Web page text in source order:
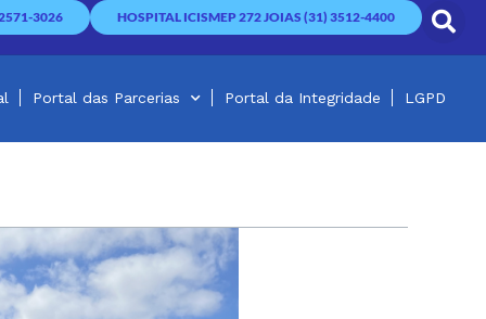
3026 HOSPITAL ICISMEP 272 JOIAS (31) 3512-4400
Portal das Parcerias Portal da Integridade LGPD